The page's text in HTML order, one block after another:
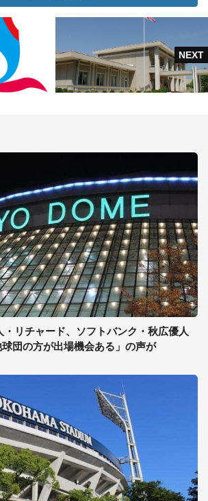
リチャード、ソフトバンク・秋広優人
団の方が出場機会ある」の声が